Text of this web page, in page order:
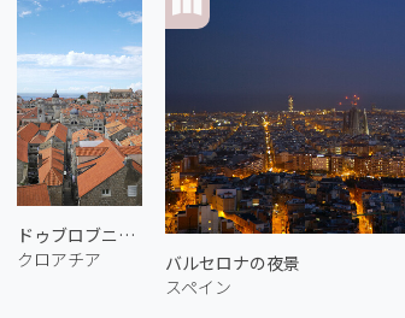
ドゥブロブニク旧市街 3
クロアチア
バルセロナの夜景
スペイン